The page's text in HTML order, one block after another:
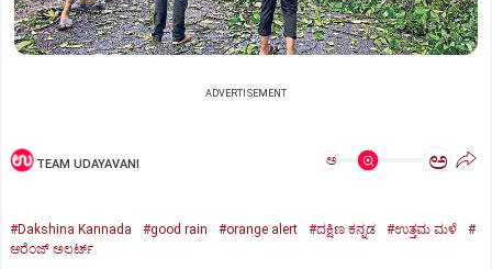
ADVERTISEMENT
TEAM UDAYAVANI ಅ ಅ
#Dakshina Kannada #good rain #orange alert #ದಕ್ಷಿಣ ಕನ್ನಡ #ಉತ್ತಮ ಮಳೆ
#
ಆರೆಂಜ್‌ ಅಲರ್ಟ್‌